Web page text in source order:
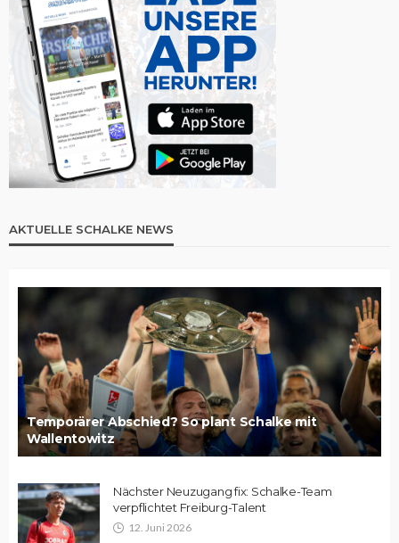
AKTUELLE SCHALKE NEWS
Temporärer Abschied? So plant Schalke mit
Wallentowitz
Nächster Neuzugang fix: Schalke-Team
verpflichtet Freiburg-Talent
12. Juni 2026